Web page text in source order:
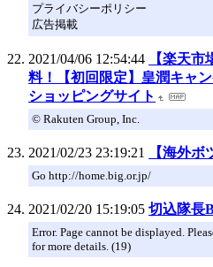
プライバシーポリシー
広告掲載
2021/04/06 12:54:44
【楽天
料！【初回限定】皇潤キャ
ショッピングサイト
© Rakuten Group, Inc.
2021/02/23 23:19:21 【海外ボ
Go http://home.big.or.jp/
2021/02/20 15:19:05 切込隊長
Error. Page cannot be displayed.
for more details. (19)